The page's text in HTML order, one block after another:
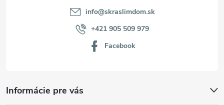
Informácie pre vás
info@skraslimdom.sk
+421 905 509 979
Facebook